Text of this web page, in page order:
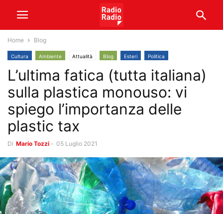
Home Blog
Cultura Ambiente Attualità Blog Esteri Politica
L’ultima fatica (tutta italiana)
sulla plastica monouso: vi
spiego l’importanza delle
plastic tax
Di Mario Tozzi - 05 Luglio 2021